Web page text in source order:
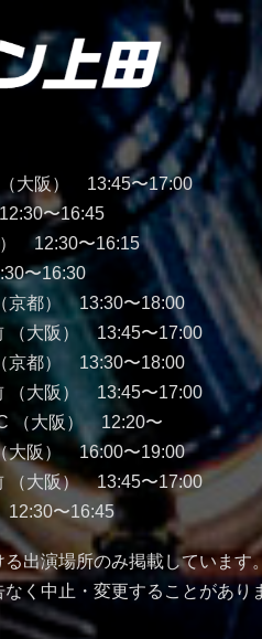
大阪） 13:45〜17:00
〜16:45
12:30〜16:15
〜16:30
京都） 13:30〜18:00
（大阪） 13:45〜17:00
京都） 13:30〜18:00
（大阪） 13:45〜17:00
（大阪） 12:20〜
大阪） 16:00〜19:00
（大阪） 13:45〜17:00
〜16:45
出演場所のみ掲載しています
く中止・変更することがあり